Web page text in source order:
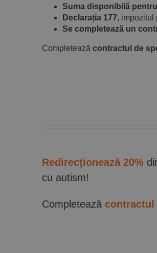
Suma disponibilă
Declarația 177, impozitul
Se completează un
Completează contractul de
Redirecționează 20%
cu autism!
Completează contractul